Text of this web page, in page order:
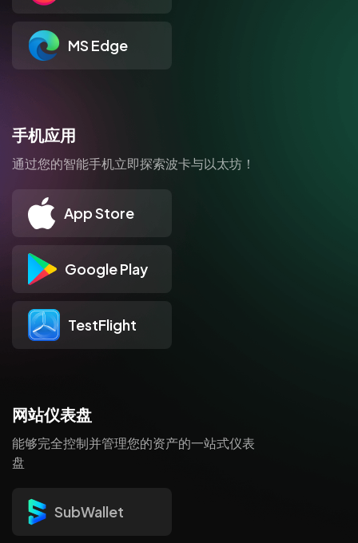
MS Edge
手机应用
通过您的智能手机立即探索波卡与以太坊！
App Store
Google Play
TestFlight
网站仪表盘
能够完全控制并管理您的资产的一站式仪表
盘
SubWallet